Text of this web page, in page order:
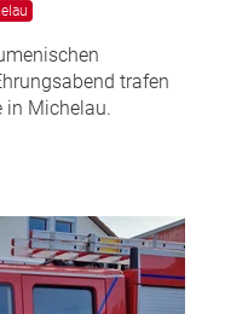
trafen
in Michelau.